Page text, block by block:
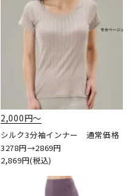
2,000円〜
シルク3分袖インナー 通常価格
3278円→2869円
2,869円(税込)